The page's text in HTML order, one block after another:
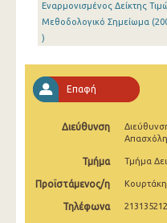
Αυγούστου 2025
Ιουνίου 2025
Μαΐου 2025
Απριλίου 2025
Φεβρουαρίου 2025
Ιανουαρίου 2025
Εναρμονισμένος Δείκτης
Μεθοδολογικό Σημείωμα
)
Επαφή
Διεύθυνση
Τμήμα Τμήμα
Προϊστάμενος/η
Τηλέφωνα